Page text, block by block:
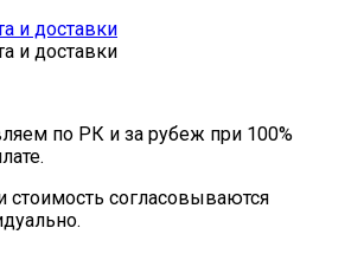
и доставки
и доставки
по РК и за рубеж при 100%
стоимость согласовываются